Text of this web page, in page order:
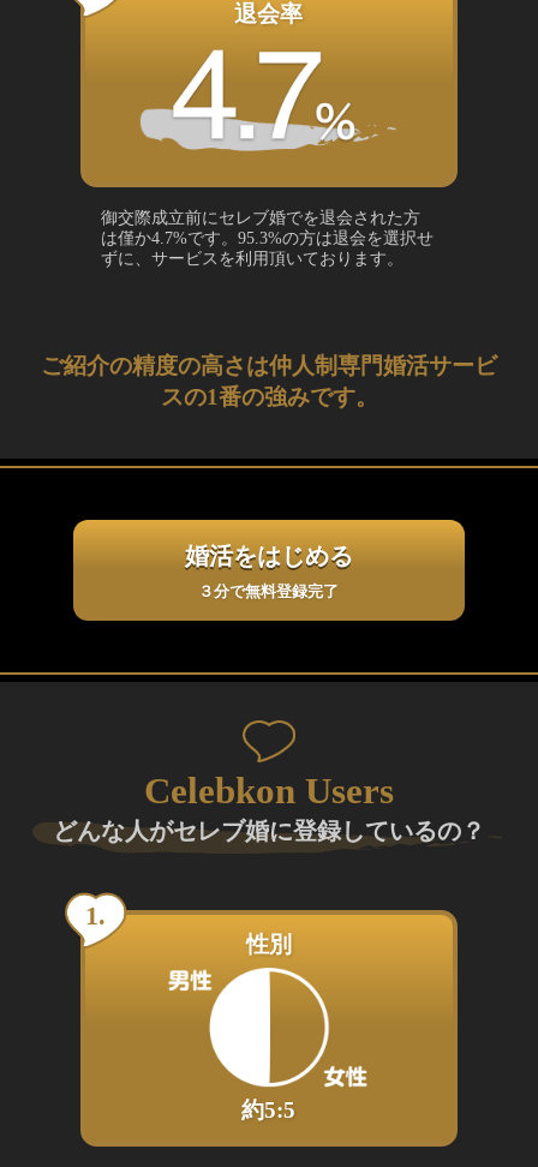
退会率
御交際成立前にセレブ婚でを退会された方
は僅か4.7%です。95.3%の方は退会を選択せ
ずに、サービスを利用頂いております。
ご紹介の精度の高さは仲人制専門婚活サービ
スの1番の強みです。
婚活をはじめる
３分で無料登録完了
Celebkon Users
どんな人がセレブ婚に登録しているの？
性別
約5:5